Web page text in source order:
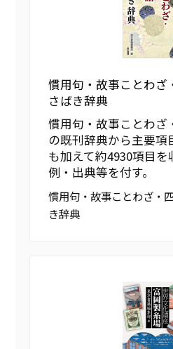
慣用句・故事ことわ
さばき辞典
慣用句・故事ことわざ
の既刊辞典から主要項
も加えて約4930項目
例・出典等を付す。
慣用句・故事ことわざ・
き辞典